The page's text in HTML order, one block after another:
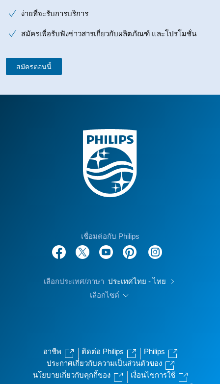
ง่ายที่จะรับการบริการ
สมัครเพื่อรับฟังข่าวสารเกี่ยวกับผลิตภัณฑ์ และโปรโมชั่น
สมัครตอนนี้
เชื่อมต่อกับ Philips
เลือกประเทศ/ภาษา ประเทศไทย - ไทย
เลือกไซต์
อาชีพ ติดต่อ Philips
Philips
ประกาศเกี่ยวกับความเป็นส่วนตัวของ
นโยบายเกี่ยวกับคุกกี้ของ
เงื่อนไขการใช้